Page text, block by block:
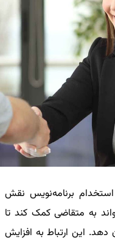
استخدام برنامه‌نویس نقش
به متقاضی کمک کند تا
دهد. این ارتباط به افزایش